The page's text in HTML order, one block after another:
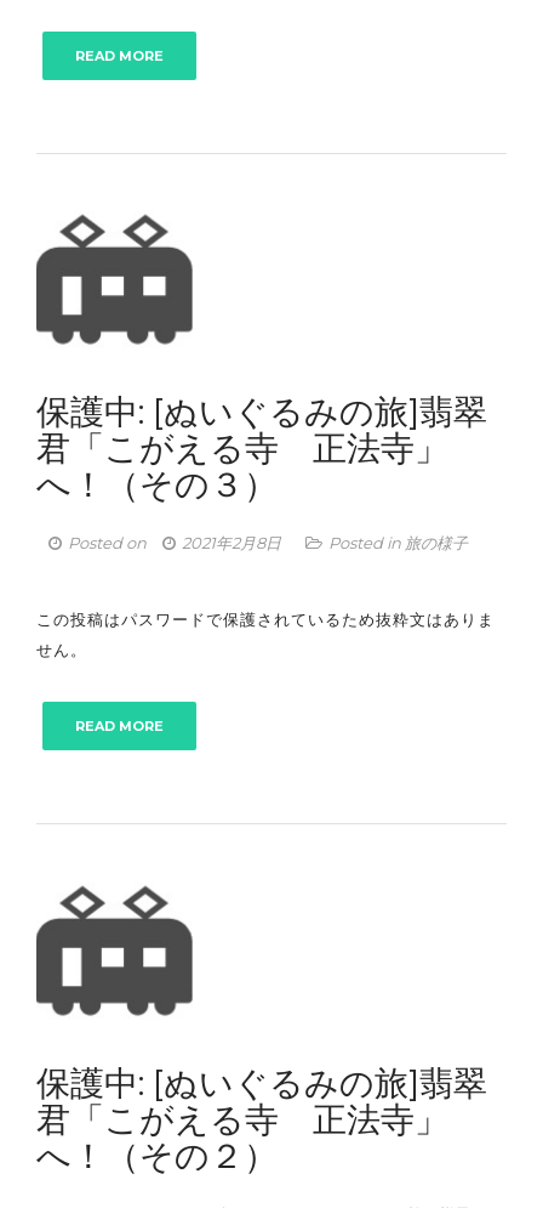
READ MORE
保護中: [ぬいぐるみの旅]翡翠
君「こがえる寺 正法寺」
へ！（その３）
Posted on 2021年2月8日 Posted in 旅の様子
この投稿はパスワードで保護されているため抜粋文はありま
せん。
READ MORE
保護中: [ぬいぐるみの旅]翡翠
君「こがえる寺 正法寺」
へ！（その２）